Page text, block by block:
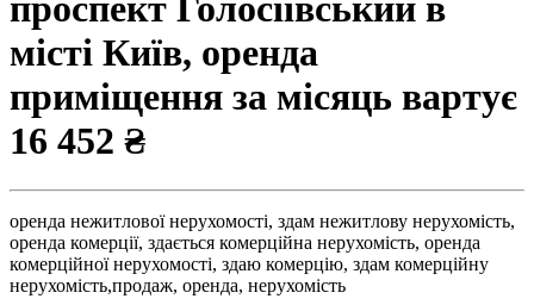
проспект Голосіївський в
місті Київ, оренда
приміщення за місяць вартує
16 452 ₴
оренда нежитлової нерухомості, здам нежитлову нерухомість,
оренда комерції, здається комерційна нерухомість, оренда
комерційної нерухомості, здаю комерцію, здам комерційну
нерухомість,продаж, оренда, нерухомість